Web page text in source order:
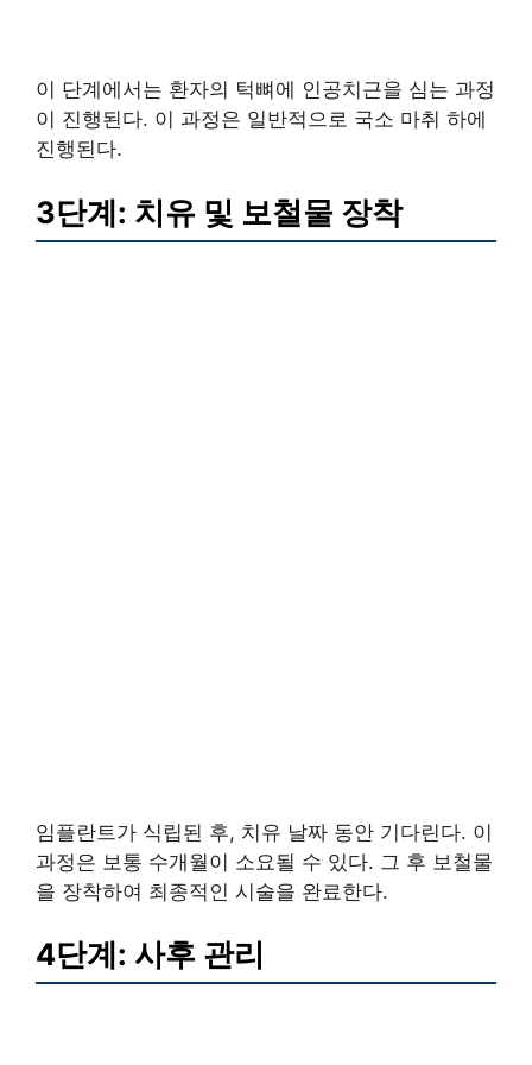
이 단계에서는 환자의 턱뼈에 인공치근을 심는 과정
이 진행된다. 이 과정은 일반적으로 국소 마취 하에
진행된다.
3단계: 치유 및 보철물 장착
임플란트가 식립된 후, 치유 날짜 동안 기다린다. 이
과정은 보통 수개월이 소요될 수 있다. 그 후 보철물
을 장착하여 최종적인 시술을 완료한다.
4단계: 사후 관리